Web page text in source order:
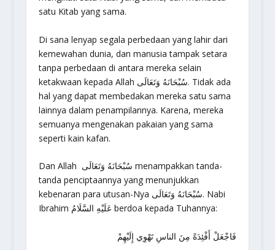
satu Kitab yang sama.
Di sana lenyap segala perbedaan yang lahir dari
kemewahan dunia, dan manusia tampak setara
tanpa perbedaan di antara mereka selain
ketakwaan kepada Allah سُبْحَانَهُ وَتَعَالَى. Tidak ada
hal yang dapat membedakan mereka satu sama
lainnya dalam penampilannya. Karena, mereka
semuanya mengenakan pakaian yang sama
seperti kain kafan.
Dan Allah سُبْحَانَهُ وَتَعَالَى menampakkan tanda-
tanda penciptaannya yang menunjukkan
kebenaran para utusan-Nya سُبْحَانَهُ وَتَعَالَى. Nabi
Ibrahim عَلَيْهِ السَّلَامُ berdoa kepada Tuhannya:
فَاجْعَلْ أَفْئِدَةً مِنَ الناسِ تَهْوِي إِلَيْهِمْ